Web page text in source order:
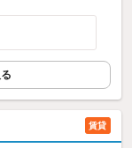
賃貸